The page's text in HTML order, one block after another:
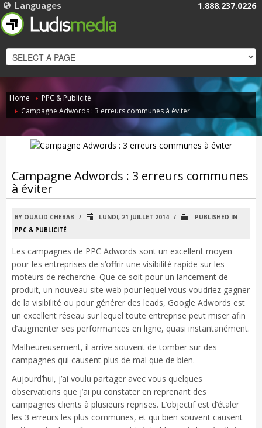
1.888.237.0226
Languages
FRANÇAIS
ENGLISH
Home
PPC & Publicité
Campagne Adwords : 3 erreurs communes à éviter
Campagne Adwords : 3 erreurs communes
à éviter
BY OUALID CHEBAB / LUNDI, 21 JUILLET 2014 /
PUBLISHED IN
PPC & PUBLICITÉ
Les campagnes de PPC Adwords sont un excellent moyen
pour les entreprises de s’offrir une visibilité rapide sur les
moteurs de recherche. Que ce soit pour un lancement de
produit, un nouveau site web pour lequel vous voudriez gagner
de la visibilité ou pour générer des leads, Google Adwords est
un excellent réseau sur lequel toute entreprise peut miser afin
d’augmenter ses performances en ligne, quasi instantanément.
Malheureusement, il arrive souvent de tomber sur des
campagnes qui causent plus de mal que de bien.
Aujourd’hui, j’ai voulu partager avec vous quelques
observations que j’ai pu constater en reprenant des
campagnes clients à plusieurs reprises. L’objectif est d’étaler
les 3 erreurs les plus communes, et qui bien souvent causent